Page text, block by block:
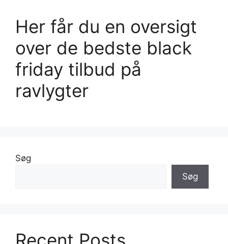
Her får du en oversigt
over de bedste black
friday tilbud på
ravlygter
Søg
Søg